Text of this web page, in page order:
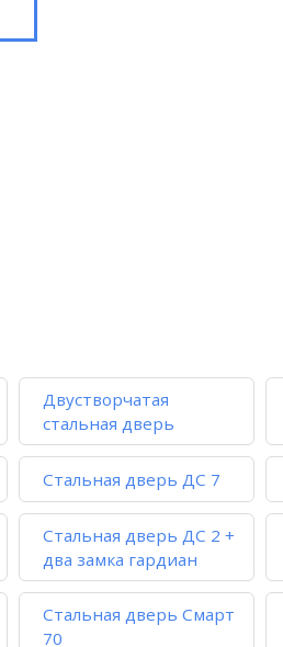
Двустворчатая
стальная дверь
Стальная дверь ДС 7
Стальная дверь ДС 2 +
два замка гардиан
Стальная дверь Смарт
70